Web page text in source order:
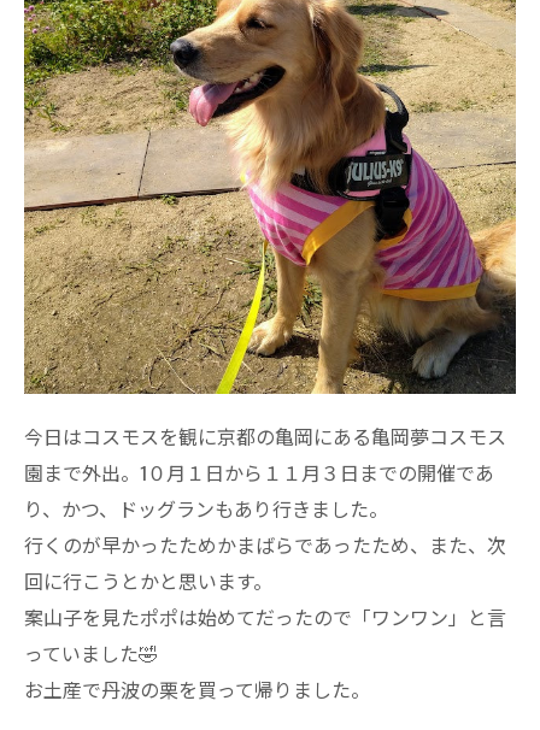
今日はコスモスを観に京都の亀岡にある亀岡夢コスモス
園まで外出。1０月１日から１１月３日までの開催であ
り、かつ、ドッグランもあり行きました。
行くのが早かったためかまばらであったため、また、次
回に行こうとかと思います。
案山子を見たポポは始めてだったので「ワンワン」と言
っていました🤣
お土産で丹波の栗を買って帰りました。